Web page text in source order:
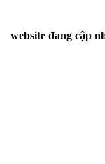
website đang cập